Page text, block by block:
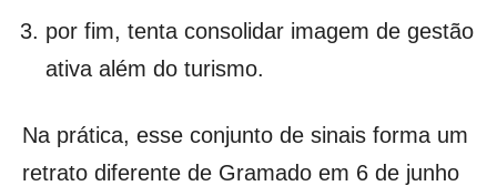
por fim, tenta consolidar imagem de gestão
ativa além do turismo.
Na prática, esse conjunto de sinais forma um
retrato diferente de Gramado em 6 de junho